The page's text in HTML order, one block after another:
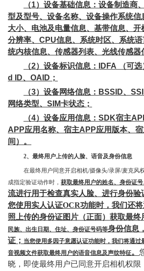
（1）设备基础信息：设备制造商
型及型号、设备名称、设备操作系统信
大小、电池及电量信息、基带信息、开
分辨率、CPU信息、系统时区、系统
统内核信息、传感器列表、光线传感器
（2）设备标识信息：IDFA （可
d ID、OAID；
（3）设备网络信息： BSSID、
网络类型、SIM卡状态；
（4）设备应用信息：SDK宿主
APP应用名称、宿主APP应用版本、
间）。
2、最终用户上传的人脸、语音及身份信息
在最终用户同意开启相机/摄像头/录屏/麦克风
成指定验证动作时， 获取最终用户的姓名、身份证号
流进行用于检查真实人脸、进行身份验
您使用实人认证OCR功能时，我们还
照上传的身份证图片（正面）获取最终
民族、出生日期、住址、身份证号码等身份信息
证； 当您使用多因子意愿认证功能时，我们将通过
音视频文件获取最终用户的语音信息及声纹特征。
晓，即使最终用户已同意开启相机权限